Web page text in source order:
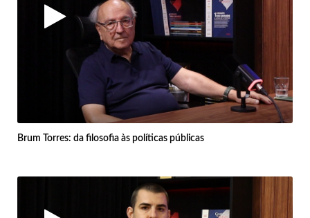
Brum Torres: da filosofia às políticas públicas